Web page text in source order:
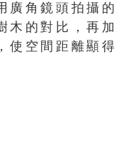
廣角鏡頭拍攝的
木的對比，再加
使空間距離顯得